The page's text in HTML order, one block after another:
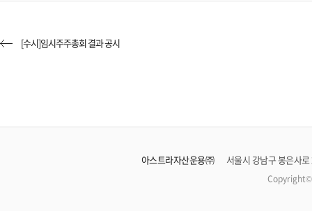
[수시]임시주주총회 결과 공시
아스트라자산운용㈜ 서울시 강남구 봉은사